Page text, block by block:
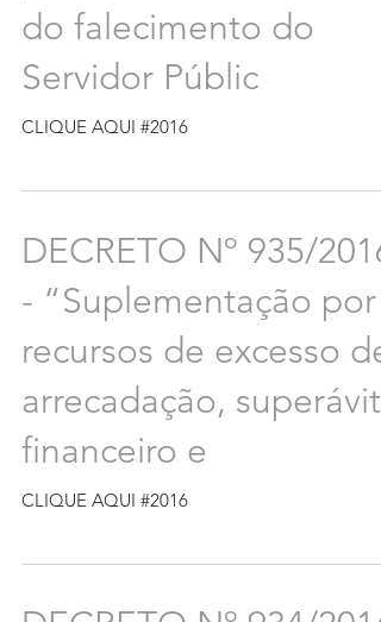
do falecimento do
Servidor Públic
CLIQUE AQUI #2016
DECRETO Nº 935/2016
- “Suplementação por
recursos de excesso de
arrecadação, superávit
financeiro e
CLIQUE AQUI #2016